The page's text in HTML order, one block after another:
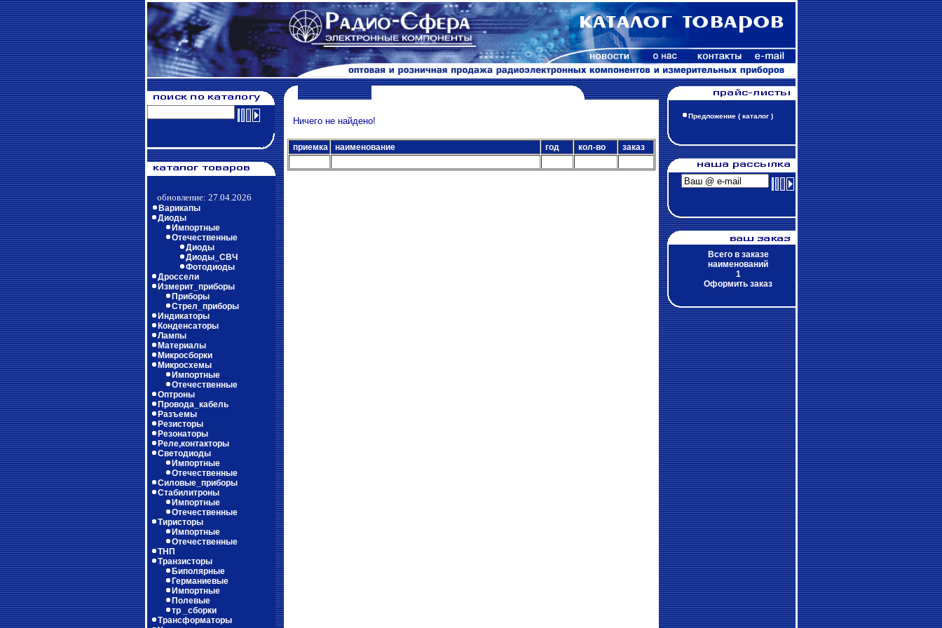
обновление: 27.04.2026
Варикапы
Диоды
Импортные
Отечественные
Диоды
Диоды_СВЧ
Фотодиоды
Дроссели
Измерит_приборы
Приборы
Стрел_приборы
Индикаторы
Конденсаторы
Лампы
Материалы
Микросборки
Микросхемы
Импортные
Отечественные
Оптроны
Провода_кабель
Разъемы
Резисторы
Резонаторы
Реле,контакторы
Светодиоды
Импортные
Отечественные
Силовые_приборы
Стабилитроны
Импортные
Отечественные
Тиристоры
Импортные
Отечественные
ТНП
Транзисторы
Биполярные
Германиевые
Импортные
Полевые
тр _сборки
Трансформаторы
Предложение ( каталог )
Всего в заказе
наименований
1
Оформить заказ
Ничего не найдено!
приемка наименование год кол-во заказ